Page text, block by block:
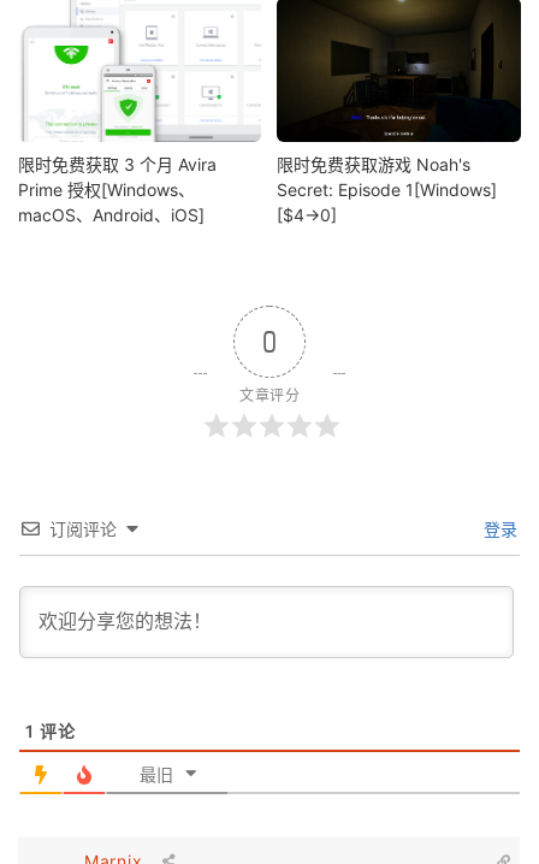
限时免费获取 3 个月 Avira
Prime 授权[Windows、
macOS、Android、iOS]
限时免费获取游戏 Noah's
Secret: Episode 1[Windows]
[$4→0]
0
文章评分
订阅评论 登录
1 评论
最旧